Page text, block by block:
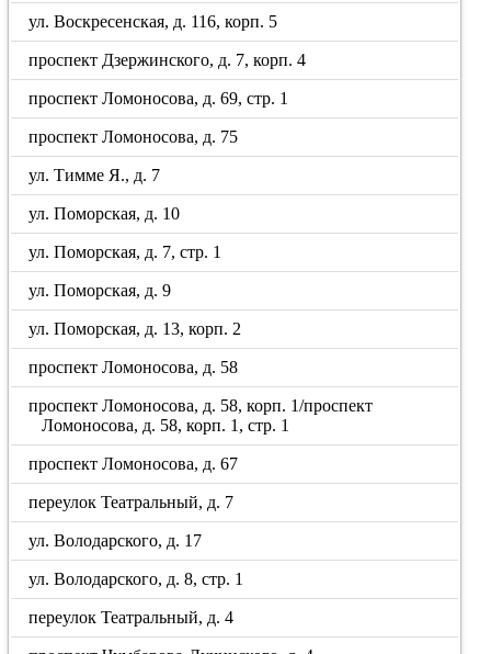
ул. Воскресенская, д. 116, корп. 5
проспект Дзержинского, д. 7, корп. 4
проспект Ломоносова, д. 69, стр. 1
проспект Ломоносова, д. 75
ул. Тимме Я., д. 7
ул. Поморская, д. 10
ул. Поморская, д. 7, стр. 1
ул. Поморская, д. 9
ул. Поморская, д. 13, корп. 2
проспект Ломоносова, д. 58
проспект Ломоносова, д. 58, корп. 1/проспект
Ломоносова, д. 58, корп. 1, стр. 1
проспект Ломоносова, д. 67
переулок Театральный, д. 7
ул. Володарского, д. 17
ул. Володарского, д. 8, стр. 1
переулок Театральный, д. 4